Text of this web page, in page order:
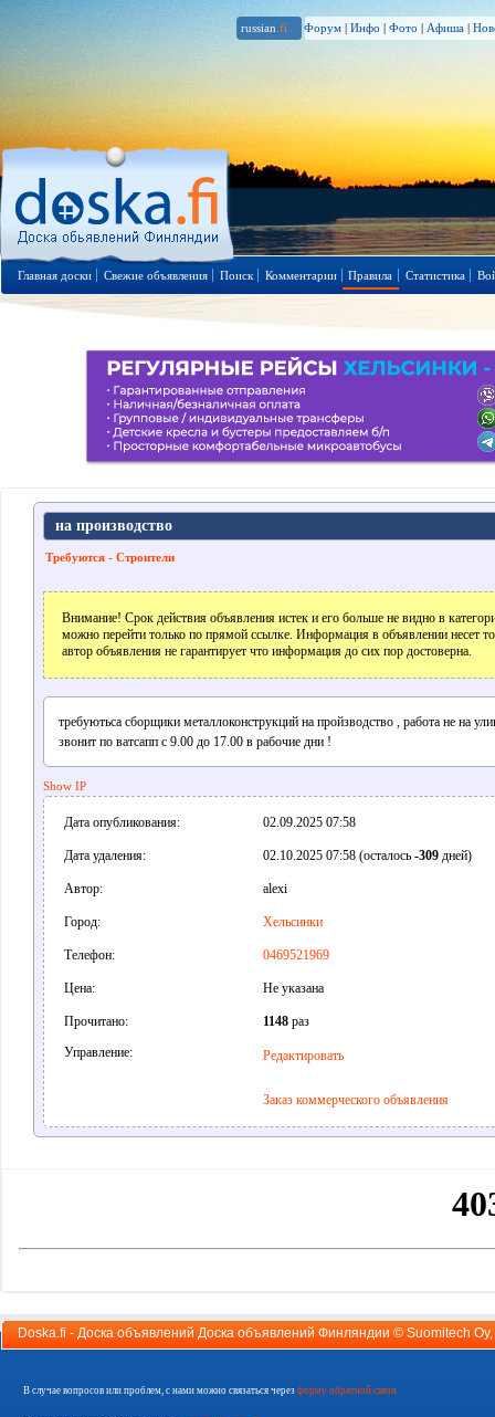
russian .fi Форум | Инфо | Фото | Афиша |
Главная доски Свежие объявления Поиск Комментарии Правила Статистика
на производство
Требуются - Строители
Внимание! Срок действия объявления истек и его больше не видно в
можно перейти только по прямой ссылке. Информация в объявлении несет
автор объявления не гарантирует что информация до сих пор достоверна.
требуютьса сборщики металлоконструкций на пройзводство , работа не на
звонит по ватсапп с 9.00 до 17.00 в рабочие дни !
Show IP
Дата опубликования: 02.09.2025 07:58
Дата удаления: 02.10.2025 07:58 (осталось -309дней)
Автор: alexi
Город: Хельсинки
Телефон: 0469521969
Цена: Не указана
Прочитано: 1148раз
Управление:
Редактировать
Заказ коммерческого объявления
Doska.fi - Доска объявлений Доска объявлений Финляндии © Suomitech Oy
В случае вопросов или проблем, с нами можно связаться через форму обратной связи